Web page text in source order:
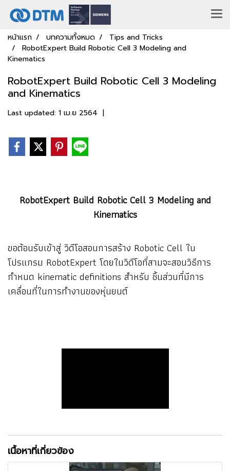
หน้าแรก บทความทั้งหมด
Tips and Tricks
RobotExpert Build Robotic Cell 3 Modeling and
Kinematics
RobotExpert Build Robotic Cell 3 Modeling
and Kinematics
Last updated: 1 เม.ย 2564 |
RobotExpert Build Robotic Cell 3 Modeling and
Kinematics
ขอต้อนรับเข้าสู่ วิดีโอสอนการสร้าง Robotic Cell ใน
โปรแกรม RobotExpert โดยในวิดีโอที่สามจะสอนวิธีการ
กำหนด kinematic definitions สำหรับ ชิ้นส่วนที่มีการ
เคลื่อนที่ในการทำงานของหุ่นยนต์
เนื้อหาที่เกี่ยวข้อง